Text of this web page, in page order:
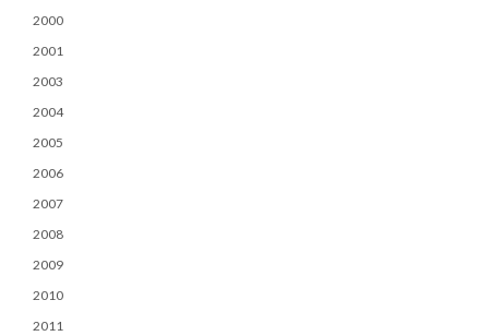
2000
2001
2003
2004
2005
2006
2007
2008
2009
2010
2011